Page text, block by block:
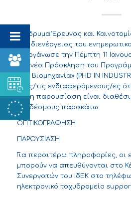
Το Ίδρυμα Έρευνας και
της διενέργειας του
διοργάνωσε την Πέμπτη 11
την νέα Πρόσκληση του
στη Βιομηχανία» (PHD IN
τους/τις ενδιαφερόμενους/ες
και η παρουσίαση είναι
συνδέσμους παρακάτω.
ΟΠΤΙΚΟΓΡΑΦΗΣΗ
ΠΑΡΟΥΣΙΑΣΗ
Για περαιτέρω πληροφορίες, οι
μπορούν να απευθύνονται στο
Συνεργατών του ΙδΕΚ στο
ηλεκτρονικό ταχυδρομείο